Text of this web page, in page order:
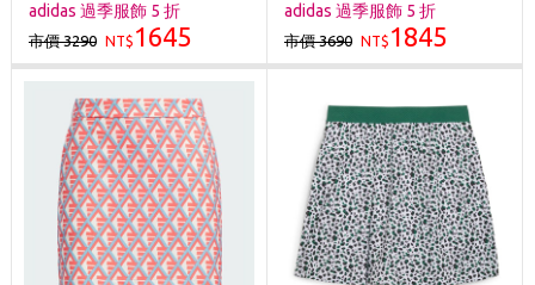
adidas 過季服飾 5 折
市價 3290 NT$ 1645
adidas 過季服飾 5 折
市價 3690 NT$ 1845